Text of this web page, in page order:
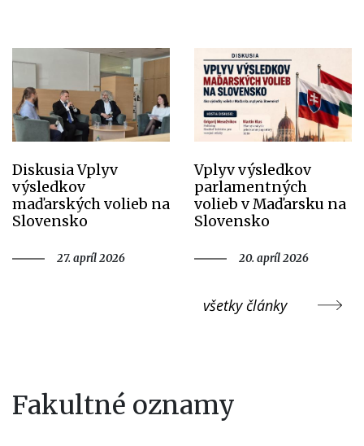
Diskusia Vplyv
výsledkov
maďarských volieb na
Slovensko
27. apríl 2026
Vplyv výsledkov
parlamentných
volieb v Maďarsku na
Slovensko
20. apríl 2026
všetky články
Fakultné oznamy